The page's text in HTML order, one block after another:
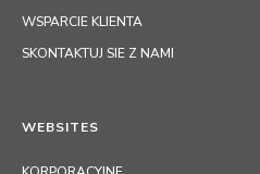
WSPARCIE KLIENTA
SKONTAKTUJ SIE Z NAMI
WEBSITES